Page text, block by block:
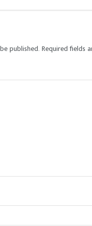
published. Required fields